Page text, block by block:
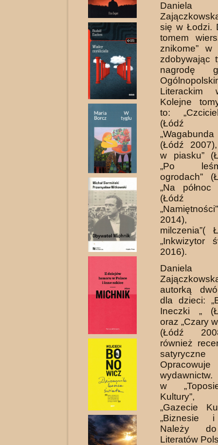
się w Łodzi.
tomem
znikome”
zdobywając
nagrodę
Literackim
Kolejne
to:
(Łódź
(Łódź
w piasku”
„Po
ogrodach”
„Na
(Łódź
2014),
milczenia”(
„Inkwizytor
2016).
autorką
dla dzieci:
Ineczki „
oraz „Czary
(Łódź
również
wydawnictw.
w
Kultury”,
„Gazecie
„Biznesie i
Należy
Literatów